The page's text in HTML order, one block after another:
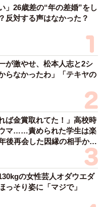
」26歳差の“年の差婚”をし
反対する声はなかった？
が激やせ、松本人志と2シ
らなかったわ」「テキヤの
ば金賞取れてた！」高校時
マ……責められた学生は楽
再会した因縁の相手から
の女性芸人オダウエダ
そり姿に「マジで」